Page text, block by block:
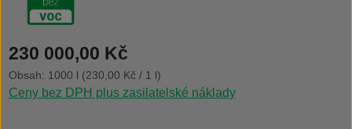
Běžná cena:
230 000,00 Kč
Obsah: 1000 l (230,00 Kč / 1 l)
Ceny bez DPH plus zasilatelské náklady